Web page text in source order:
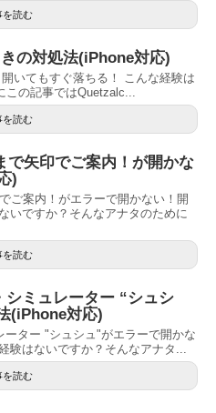
を読む
の対処法(iPhone対応)
いてもすぐ落ちる！ こんな経験は
の記事ではQuetzalc...
を読む
で矢印でご案内！が開かな
)
ご案内！がエラーで開かない！開
いですか？そんなアナタのために
を読む
ミュレーター “シュシ
(iPhone対応)
ター "シュシュ"がエラーで開かな
験はないですか？そんなアナタ...
を読む